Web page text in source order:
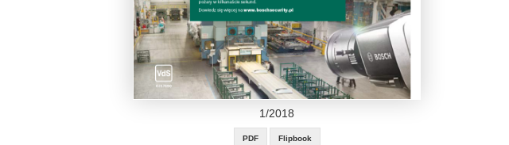
1/2018
PDF Flipbook